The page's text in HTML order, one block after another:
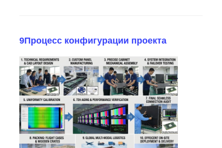
9Процесс конфигурации проекта